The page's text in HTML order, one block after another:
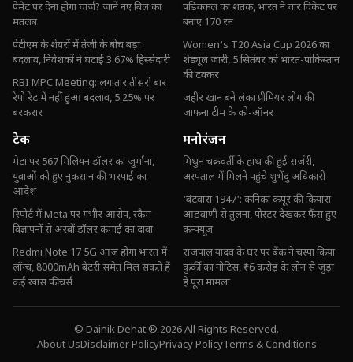
पेमेंट पर देना होगा चार्ज? जानें नए बिल का
मतलब
पेटीएम के शेयरों में तेजी के बीच बड़ा
बदलाव, निवेशकों ने घटाई 3.67% हिस्सेदारी
RBI MPC Meeting: लगातार तीसरी बार
रेपो रेट में नहीं हुआ बदलाव, 5.25% पर
बरकरार
पडिक्कल का शतक, भारत ने चार विकेट पर
बनाए 170 रन
Women's T20 Asia Cup 2026 का
शेड्यूल जारी, 5 सितंबर को भारत-पाकिस्तान
की टक्कर
जहीर खान बने लंका प्रीमियर लीग की
जाफना टीम के को-ऑनर
टेक
मेटा पर 567 मिलियन डॉलर का जुर्माना,
युवाओं को हुए नुकसान की भरपाई का
आदेश
रिपोर्ट में Meta पर गंभीर आरोप, स्कैम
विज्ञापनों से अरबों डॉलर कमाई का दावा
Redmi Note 17 5G आज होगा भारत में
लॉन्च, 8000mAh बैटरी समेत मिल सकते हैं
कई खास फीचर्स
मनोरंजन
मिथुन चक्रवर्ती के हाथ की हुई सर्जरी,
अस्पताल में मिलने पहुंचे शुभेंदु अधिकारी
'बंटवारा 1947': कनिका कपूर की कियारा
आडवाणी से तुलना, पोस्टर देखकर फैंस हुए
कन्फ्यूज
राजपाल यादव के घर पर बैंक ने चस्पा किया
कुर्की का नोटिस, ₹16 करोड़ के लोन से जुड़ा
है पूरा मामला
© Dainik Dehat ® 2026 All Rights Reserved.
About UsDisclaimer PolicyPrivacy PolicyTerms & Conditions